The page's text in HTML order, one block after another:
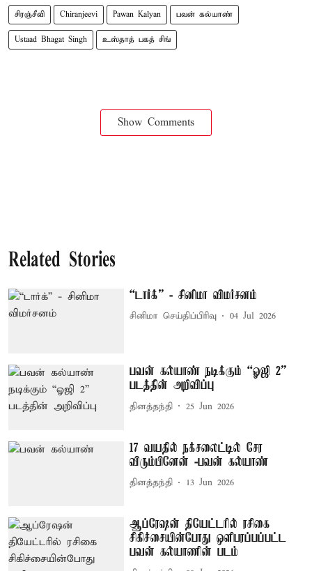
சிரஞ்சீவி Chiranjeevi Pawan Kalyan பவன் கல்யாண்
Ustaad Bhagat Singh உஸ்தாத் பகத் சிங்
Show Comments
Related Stories
“டார்க்” - சினிமா விமர்சனம்
சினிமா செய்திப்பிரிவு 04 Jul 2026
பவன் கல்யாண் நடிக்கும் “ஓஜி 2”
படத்தின் அறிவிப்பு
தினத்தந்தி 25 Jun 2026
17 வயதில் நக்சலைட்டில் சேர
விரும்பினேன் -பவன் கல்யாண்
தினத்தந்தி 13 Jun 2026
ஆப்ரேஷன் தியேட்டரில் ரசிகை
சிகிச்சையின்போது ஒளிபரப்பப்பட்ட
பவன் கல்யாணின் படம்